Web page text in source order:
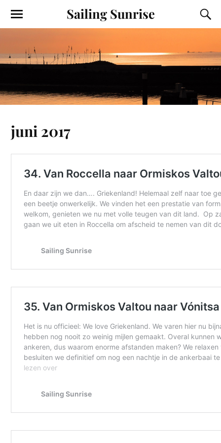
Sailing Sunrise
juni 2017